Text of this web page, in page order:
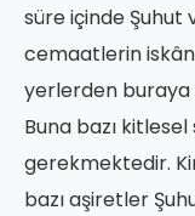
süre içinde Şuhut
cemaatlerin
yerlerden buraya
Buna bazı
gerekmektedir.
bazı aşiretler